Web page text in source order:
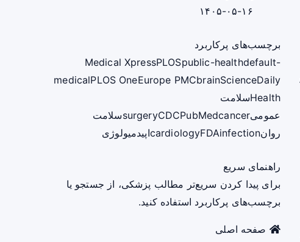
برچسب‌های پرکاربرد
Medical XpressPLOSpublic-healthdefault-
medicalPLOS OneEurope PMCbrainScienceDaily
Healthسلامت
عمومی
surgeryCDCPubMedcancer
سلامت
روان
cardiologyFDAinfection اپیدمیولوژی
راهنمای سریع
برای پیدا کردن سریع‌تر مطالب پزشکی، از جستجو یا
برچسب‌های پرکاربرد استفاده کنید.
صفحه اصلی